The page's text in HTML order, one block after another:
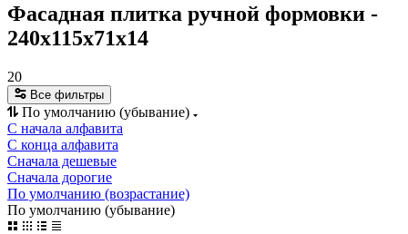
Фасадная плитка ручной формовки -
240x115x71x14
20
Все фильтры
По умолчанию (убывание)
С начала алфавита
С конца алфавита
Сначала дешевые
Сначала дорогие
По умолчанию (возрастание)
По умолчанию (убывание)